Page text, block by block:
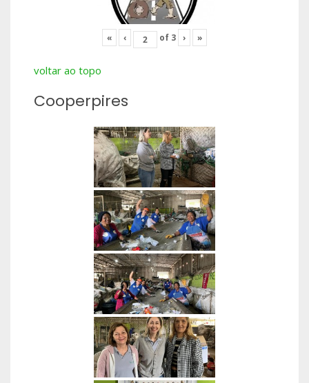
« ‹ of 3 › »
voltar ao topo
Cooperpires